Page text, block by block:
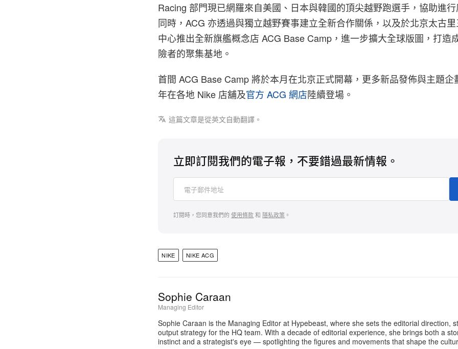
Racing 部門現已網羅來自美國、日本與韓國的頂尖越野跑選手，協助進行
同時，ACG 亦透過與獨立越野賽事建立全新合作關係，以及於北京太古
中心推出全新旗艦概念店 ACG Base Camp，進一步擴大全球版圖，打造
險者的聚集基地。
首間 ACG Base Camp 將於本月在北京正式開幕，更多新品發佈與主題企
年在各地 Nike 店舖及官方 ACG 網店陸續登場。
這篇文章是從英文自動翻譯。
立即訂閱我們的電子報，不要錯過最新情報。
訂閱時，您同意我們的使用條款和 隱私政策 。
NIKE NIKE ACG
Sophie Caraan
Managing Editor
Sophie Caraan is the Managing Editor at Hypebeast, where she sets the editorial direction,
output strategy for the HQ team. With a decade of editorial experience, she brings both a
instinct and a strategist's eye — spotlighting the figures and movements that shape the